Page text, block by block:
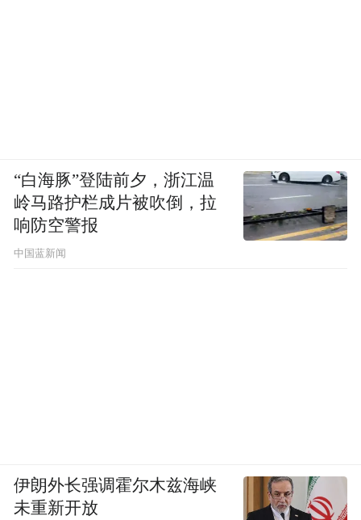
“白海豚”登陆前夕，浙江温
岭马路护栏成片被吹倒，拉
响防空警报
中国蓝新闻
伊朗外长强调霍尔木兹海峡
未重新开放